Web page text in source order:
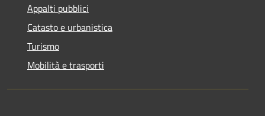
Appalti pubblici
Catasto e urbanistica
Turismo
Mobilità e trasporti